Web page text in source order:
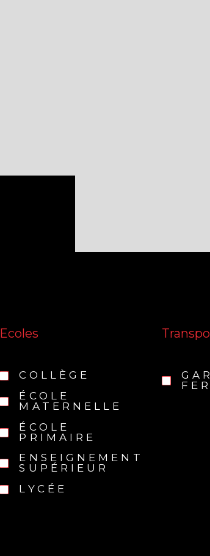
Ecoles
COLLÈGE
ÉCOLE
MATERNELLE
ÉCOLE
PRIMAIRE
ENSEIGNEMENT
SUPÉRIEUR
LYCÉE